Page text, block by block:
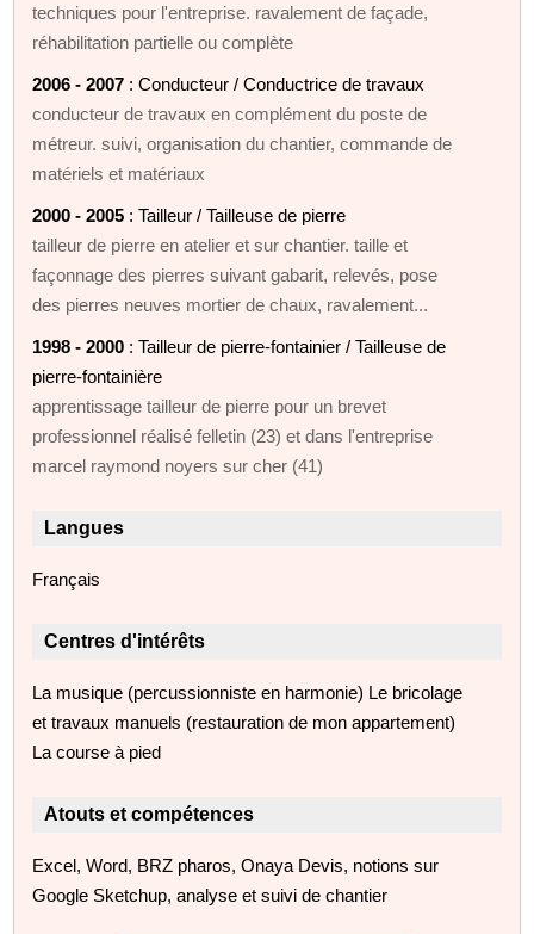
techniques pour l'entreprise. ravalement de façade,
réhabilitation partielle ou complète
2006 - 2007 : Conducteur / Conductrice de travaux
conducteur de travaux en complément du poste de
métreur. suivi, organisation du chantier, commande de
matériels et matériaux
2000 - 2005 : Tailleur / Tailleuse de pierre
tailleur de pierre en atelier et sur chantier. taille et
façonnage des pierres suivant gabarit, relevés, pose
des pierres neuves mortier de chaux, ravalement...
1998 - 2000 : Tailleur de pierre-fontainier / Tailleuse de
pierre-fontainière
apprentissage tailleur de pierre pour un brevet
professionnel réalisé felletin (23) et dans l'entreprise
marcel raymond noyers sur cher (41)
Langues
Français
Centres d'intérêts
La musique (percussionniste en harmonie) Le bricolage
et travaux manuels (restauration de mon appartement)
La course à pied
Atouts et compétences
Excel, Word, BRZ pharos, Onaya Devis, notions sur
Google Sketchup, analyse et suivi de chantier